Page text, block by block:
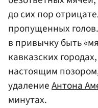
до сих пор
пропущенных
в привычку быть
кавказских
настоящим
удалениеАнтона
минутах.